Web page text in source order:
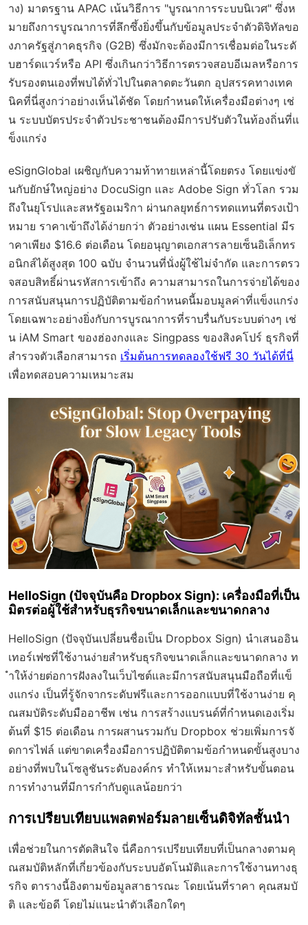
าง) มาตรฐาน APAC เน้นวิธีการ "บูรณาการระบบนิเวศ" ซึ่งห
มายถึงการบูรณาการที่ลึกซึ้งยิ่งขึ้นกับข้อมูลประจำตัวดิจิทัลขอ
งภาครัฐสู่ภาคธุรกิจ (G2B) ซึ่งมักจะต้องมีการเชื่อมต่อในระดั
บฮาร์ดแวร์หรือ API ซึ่งเกินกว่าวิธีการตรวจสอบอีเมลหรือการ
รับรองตนเองที่พบได้ทั่วไปในตลาดตะวันตก อุปสรรคทางเทค
นิคที่นี่สูงกว่าอย่างเห็นได้ชัด โดยกำหนดให้เครื่องมือต่างๆ เช่
น ระบบบัตรประจำตัวประชาชนต้องมีการปรับตัวในท้องถิ่นที่แ
ข็งแกร่ง
eSignGlobal เผชิญกับความท้าทายเหล่านี้โดยตรง โดยแข่งขั
นกับยักษ์ใหญ่อย่าง DocuSign และ Adobe Sign ทั่วโลก รวม
ถึงในยุโรปและสหรัฐอเมริกา ผ่านกลยุทธ์การทดแทนที่ตรงเป้า
หมาย ราคาเข้าถึงได้ง่ายกว่า ตัวอย่างเช่น แผน Essential มีร
าคาเพียง $16.6 ต่อเดือน โดยอนุญาตเอกสารลายเซ็นอิเล็กทร
อนิกส์ได้สูงสุด 100 ฉบับ จำนวนที่นั่งผู้ใช้ไม่จำกัด และการตรว
จสอบสิทธิ์ผ่านรหัสการเข้าถึง ความสามารถในการจ่ายได้ของ
การสนับสนุนการปฏิบัติตามข้อกำหนดนี้มอบมูลค่าที่แข็งแกร่ง
โดยเฉพาะอย่างยิ่งกับการบูรณาการที่ราบรื่นกับระบบต่างๆ เช่
น iAM Smart ของฮ่องกงและ Singpass ของสิงคโปร์ ธุรกิจที่
สำรวจตัวเลือกสามารถ เริ่มต้นการทดลองใช้ฟรี 30 วันได้ที่นี่
เพื่อทดสอบความเหมาะสม
HelloSign (ปัจจุบันคือ Dropbox Sign): เครื่องมือที่เป็น
มิตรต่อผู้ใช้สำหรับธุรกิจขนาดเล็กและขนาดกลาง
HelloSign (ปัจจุบันเปลี่ยนชื่อเป็น Dropbox Sign) นำเสนออิน
เทอร์เฟซที่ใช้งานง่ายสำหรับธุรกิจขนาดเล็กและขนาดกลาง ท
ำให้ง่ายต่อการฝังลงในเว็บไซต์และมีการสนับสนุนมือถือที่แข็
งแกร่ง เป็นที่รู้จักจากระดับฟรีและการออกแบบที่ใช้งานง่าย คุ
ณสมบัติระดับมืออาชีพ เช่น การสร้างแบรนด์ที่กำหนดเองเริ่ม
ต้นที่ $15 ต่อเดือน การผสานรวมกับ Dropbox ช่วยเพิ่มการจั
ดการไฟล์ แต่ขาดเครื่องมือการปฏิบัติตามข้อกำหนดขั้นสูงบาง
อย่างที่พบในโซลูชันระดับองค์กร ทำให้เหมาะสำหรับขั้นตอน
การทำงานที่มีการกำกับดูแลน้อยกว่า
การเปรียบเทียบแพลตฟอร์มลายเซ็นดิจิทัลชั้นนำ
เพื่อช่วยในการตัดสินใจ นี่คือการเปรียบเทียบที่เป็นกลางตามคุ
ณสมบัติหลักที่เกี่ยวข้องกับระบบอัตโนมัติและการใช้งานทางธุ
รกิจ ตารางนี้อิงตามข้อมูลสาธารณะ โดยเน้นที่ราคา คุณสมบั
ติ และข้อดี โดยไม่แนะนำตัวเลือกใดๆ